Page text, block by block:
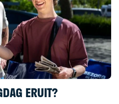
ERUIT?